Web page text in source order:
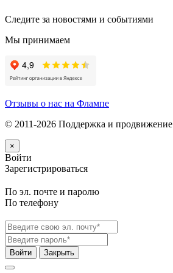
Следите за новостями и событиями
Мы принимаем
Отзывы о нас на Флампе
© 2011-2026 Поддержка и продвижение
×
Войти
Зарегистрироваться
По эл. почте и паролю
По телефону
Войти Закрыть